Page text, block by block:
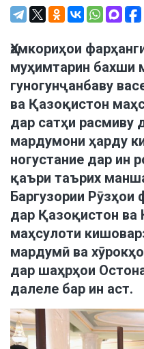
Ҳамкориҳои
муҳимтарин бахши
гуногунҷанбаву
ва Қазоқистон
дар сатҳи расмиву
мардумони ҳарду
ногустание дар ин
қаъри таърих
Баргузории Рӯзҳои
дар Қазоқистон
маҳсулоти
мардумӣ ва
дар шаҳрҳои
далеле бар ин аст.